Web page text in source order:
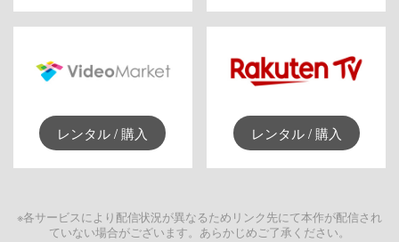
レンタル / 購入 レンタル / 購入
※各サービスにより配信状況が異なるためリンク先にて本作が配信され
ていない場合がございます。あらかじめご了承ください。